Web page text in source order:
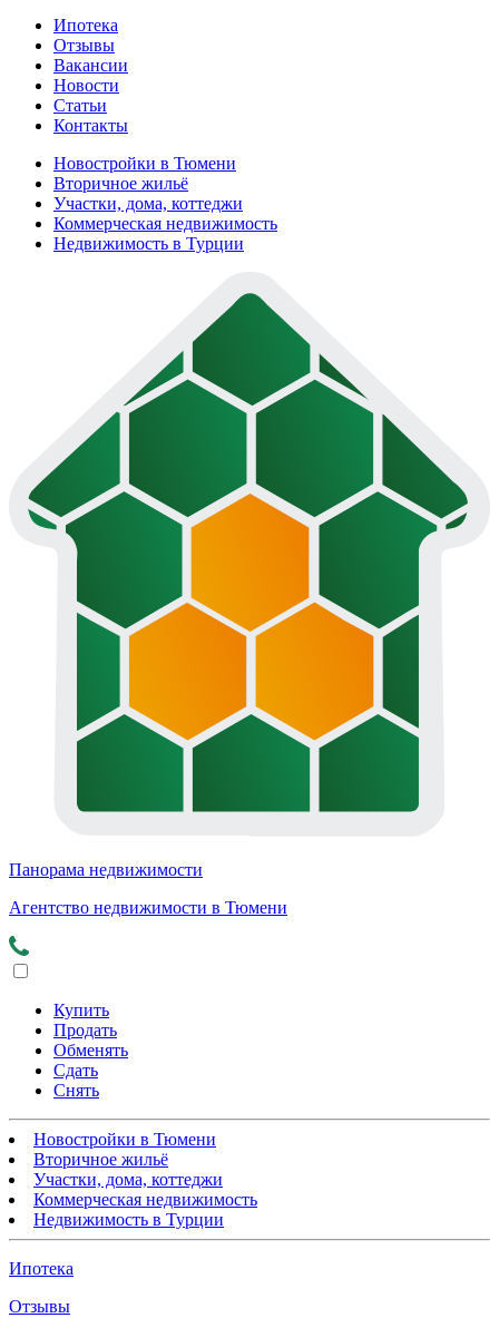
Ипотека
Отзывы
Вакансии
Новости
Статьи
Контакты
Новостройки в Тюмени
Вторичное жильё
Участки, дома, коттеджи
Коммерческая недвижимость
Недвижимость в Турции
Панорама недвижимости
Агентство недвижимости в Тюмени
Купить
Продать
Обменять
Сдать
Снять
Новостройки в Тюмени
Вторичное жильё
Участки, дома, коттеджи
Коммерческая недвижимость
Недвижимость в Турции
Ипотека
Отзывы